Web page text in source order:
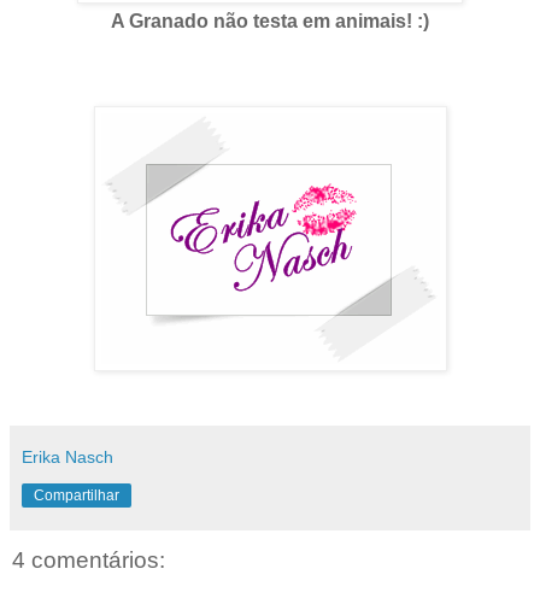
A Granado não testa em animais! :)
Erika Nasch
Compartilhar
4 comentários: